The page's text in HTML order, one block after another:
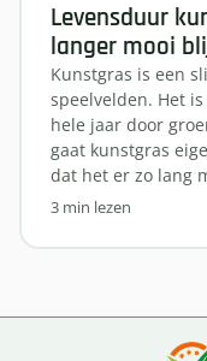
Levensduur
langer mooi
Kunstgras is een
speelvelden. Het
hele jaar door
gaat kunstgras
dat het er zo lang
3 min lezen